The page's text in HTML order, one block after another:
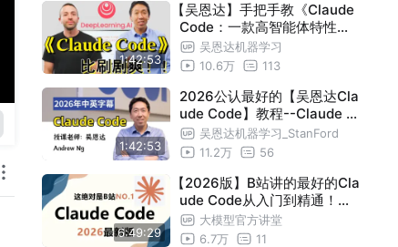
10.结论 00:37
1:42:53
【吴恩达】手把手教《Claude
Code：一款高智能体特性的
编程助手》（附代码）——LL
M/大模型/Agent
吴恩达机器学习
10.6万
113
1:42:53
2026公认最好的【吴恩达Cla
ude Code】教程--Claude C
ode探索-测试-重构-调试代码
库
吴恩达机器学习_StanFord
11.2万
56
6:49:29
【2026版】B站讲的最好的Cla
ude Code从入门到精通！从
安装到使用全流程讲解，手把
手教你Claude Code企业级实
大模型官方讲堂
6.7万
11